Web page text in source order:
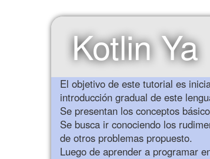
Kotlin Ya
El objetivo de este tutorial es
introducción gradual de este
Se presentan los conceptos
Se busca ir conociendo los
de otros problemas propuesto.
Luego de aprender a programar